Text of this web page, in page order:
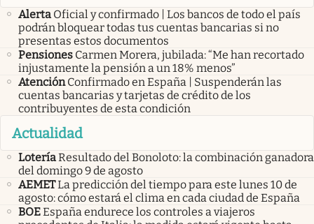
Alerta Oficial y confirmado | Los bancos de todo el país
podrán bloquear todas tus cuentas bancarias si no
presentas estos documentos
Pensiones Carmen Morera, jubilada: “Me han recortado
injustamente la pensión a un 18% menos”
Atención Confirmado en España | Suspenderán las
cuentas bancarias y tarjetas de crédito de los
contribuyentes de esta condición
Actualidad
LoteríaResultado del Bonoloto: la combinación ganadora
del domingo 9 de agosto
AEMETLa predicción del tiempo para este lunes 10 de
agosto: cómo estará el clima en cada ciudad de España
BOEEspaña endurece los controles a viajeros